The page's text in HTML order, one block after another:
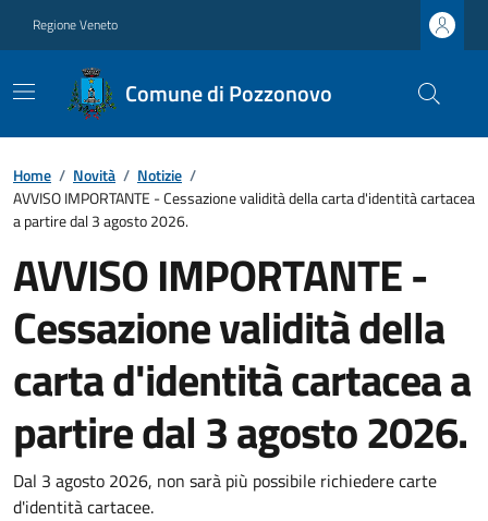
Regione Veneto
Comune di Pozzonovo
Home / Novità / Notizie /
AVVISO IMPORTANTE - Cessazione validità della carta d'identità cartacea
a partire dal 3 agosto 2026.
AVVISO IMPORTANTE -
Cessazione validità della
carta d'identità cartacea a
partire dal 3 agosto 2026.
Dal 3 agosto 2026, non sarà più possibile richiedere carte
d'identità cartacee.